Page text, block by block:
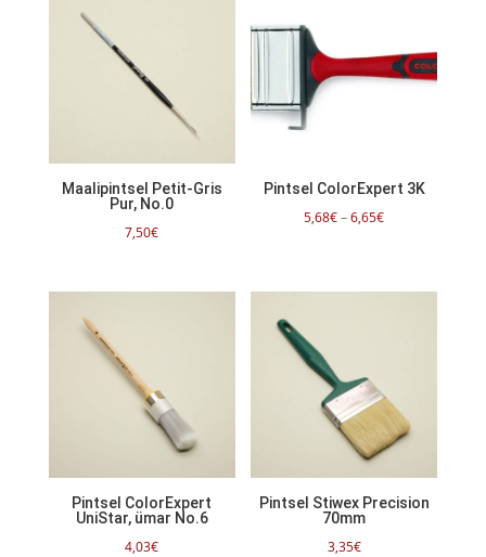
Maalipintsel Petit-Gris
Pur, No.0
7,50€
Pintsel ColorExpert 3K
5,68€–6,65€Hinnavahemik:
Pintsel ColorExpert
UniStar, ümar No.6
4,03€
Pintsel Stiwex Precision
70mm
3,35€